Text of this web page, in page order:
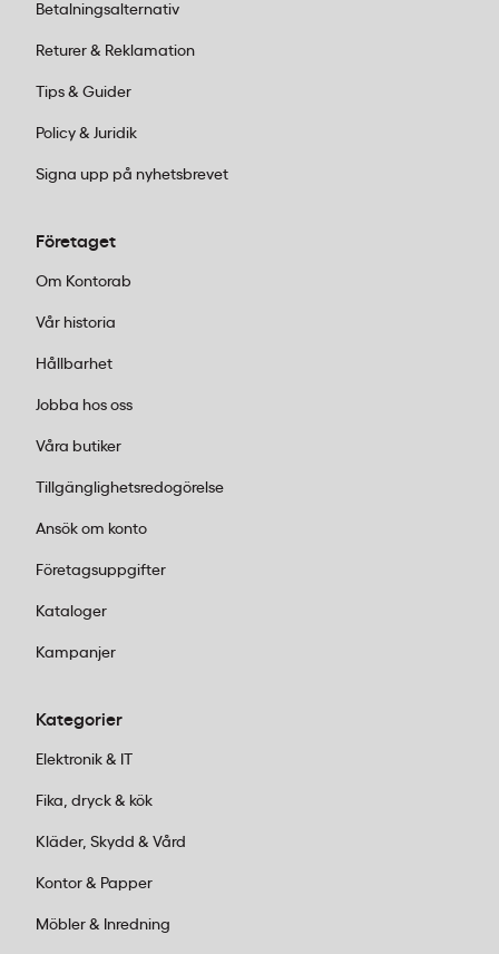
byta ut etiketter. Detta gör mappen återanvändbar
för olika projekt och förenklar arkivering.
Betalningsalternativ
Returer & Reklamation
Tips & Guider
Policy & Juridik
Signa upp på nyhetsbrevet
Företaget
Om Kontorab
Vår historia
Hållbarhet
Jobba hos oss
Våra butiker
Tillgänglighetsredogörelse
Ansök om konto
Företagsuppgifter
Kataloger
Kampanjer
Kategorier
Elektronik & IT
Fika, dryck & kök
Kläder, Skydd & Vård
Kontor & Papper
Möbler & Inredning